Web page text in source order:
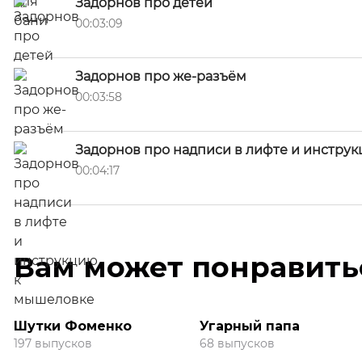
00:03:09
Задорнов про же-разъём
00:03:58
Задорнов про надписи в лифте и
00:04:17
Вам может
Шутки Фоменко
197 выпусков
Угарный папа
68 выпусков